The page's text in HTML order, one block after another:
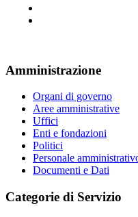
Amministrazione
Organi di governo
Aree amministrative
Uffici
Enti e fondazioni
Politici
Personale
Documenti e Dati
Categorie di Servizio